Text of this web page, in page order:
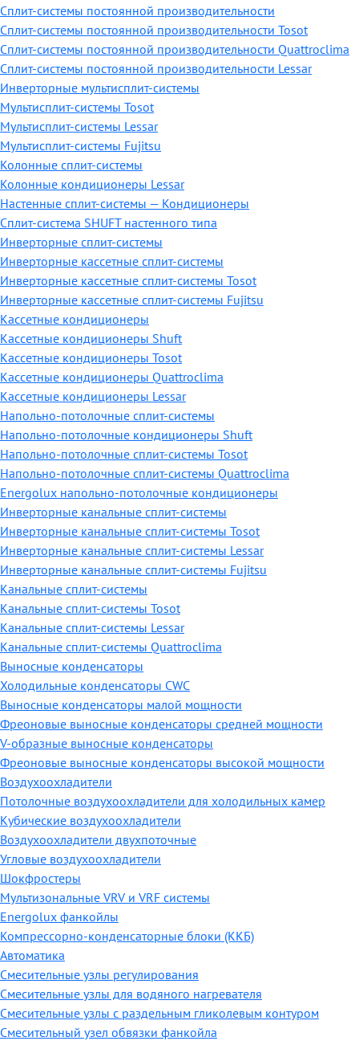
Сплит-системы постоянной производительности
Сплит-системы постоянной производительности Tosot
Сплит-системы постоянной производительности Quattroclima
Сплит-системы постоянной производительности Lessar
Инверторные мультисплит-системы
Мультисплит-системы Tosot
Мультисплит-системы Lessar
Мультисплит-системы Fujitsu
Колонные сплит-системы
Колонные кондиционеры Lessar
Настенные cплит-системы — Кондиционеры
Сплит-система SHUFT настенного типа
Инверторные сплит-системы
Инверторные кассетные сплит-системы
Инверторные кассетные сплит-системы Tosot
Инверторные кассетные сплит-системы Fujitsu
Кассетные кондиционеры
Кассетные кондиционеры Shuft
Кассетные кондиционеры Tosot
Кассетные кондиционеры Quattroclima
Кассетные кондиционеры Lessar
Напольно-потолочные сплит-системы
Напольно-потолочные кондиционеры Shuft
Напольно-потолочные сплит-системы Tosot
Напольно-потолочные сплит-системы Quattroclima
Energolux напольно-потолочные кондиционеры
Инверторные канальные сплит-системы
Инверторные канальные сплит-системы Tosot
Инверторные канальные сплит-системы Lessar
Инверторные канальные сплит-системы Fujitsu
Канальные сплит-системы
Канальные сплит-системы Tosot
Канальные сплит-системы Lessar
Канальные сплит-системы Quattroclima
Выносные конденсаторы
Холодильные конденсаторы CWC
Выносные конденсаторы малой мощности
Фреоновые выносные конденсаторы средней мощности
V-образные выносные конденсаторы
Фреоновые выносные конденсаторы высокой мощности
Воздухоохладители
Потолочные воздухоохладители для холодильных камер
Кубические воздухоохладители
Воздухоохладители двухпоточные
Угловые воздухоохладители
Шокфростеры
Мультизональные VRV и VRF системы
Energolux фанкойлы
Компрессорно-конденсаторные блоки (ККБ)
Автоматика
Смесительные узлы регулирования
Смесительные узлы для водяного нагревателя
Смесительные узлы с раздельным гликолевым контуром
Смесительный узел обвязки фанкойла